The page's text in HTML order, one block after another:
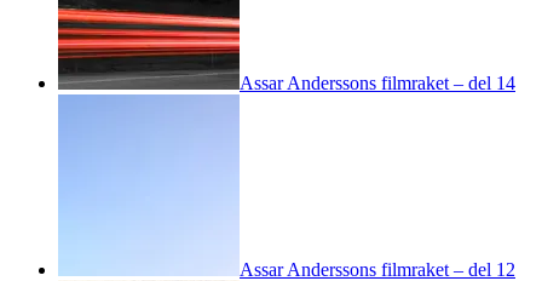
Assar Anderssons filmraket – del 14
Assar Anderssons filmraket – del 12